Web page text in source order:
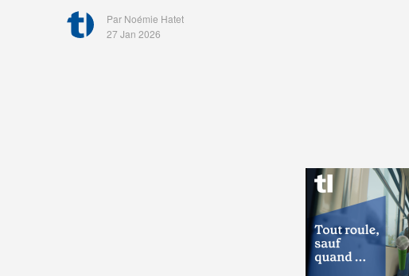
Par Noémie Hatet
27 Jan 2026